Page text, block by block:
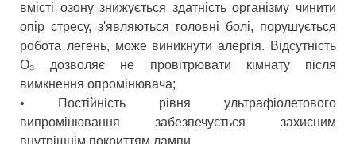
вмісті озону знижується здатність організму чинити
опір стресу, з'являються головні болі, порушується
робота легень, може виникнути алергія. Відсутність
О₃ дозволяє не провітрювати кімнату після
вимкнення опромінювача;
• Постійність рівня ультрафіолетового
випромінювання забезпечується захисним